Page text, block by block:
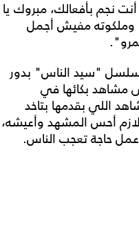
نجم بأفعالك، مبروك يا
وملكوته مفيش أجمل
"سيد الناس" بدور
مشاهد بكائها في
اللي بقدمها بتاخد
أحس المشهد وأعيشه،
حاجة تعجب الناس.